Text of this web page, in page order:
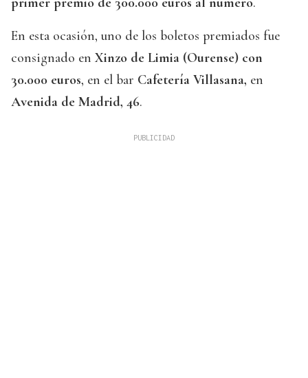
En esta ocasión, uno de los boletos premiados fue
consignado en Xinzo de Limia (Ourense) con
30.000 euros, en el bar Cafetería Villasana, en
Avenida de Madrid, 46.